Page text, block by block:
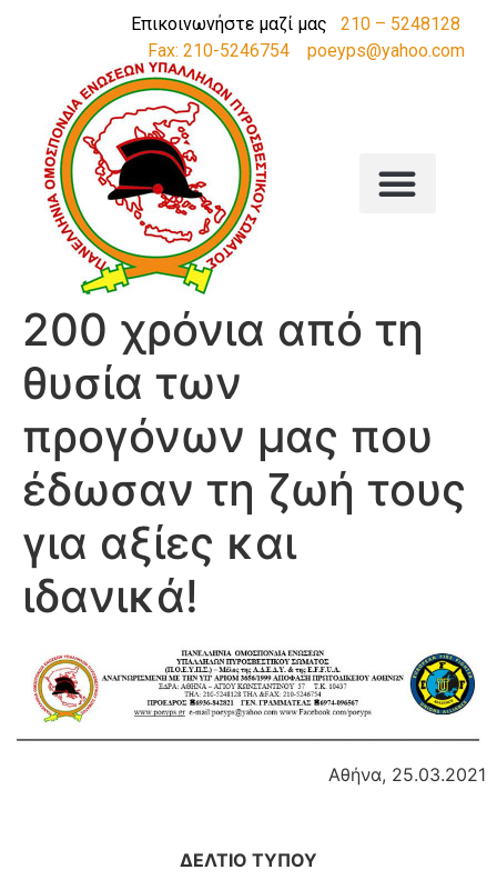
Επικοινωνήστε μαζί μας 210 – 5248128
Fax: 210-5246754
poeyps@yahoo.com
200 χρόνια από τη
θυσία των
προγόνων μας που
έδωσαν τη ζωή τους
για αξίες και
ιδανικά!
Αθήνα, 25.03.2021
ΔΕΛΤΙΟ ΤΥΠΟΥ